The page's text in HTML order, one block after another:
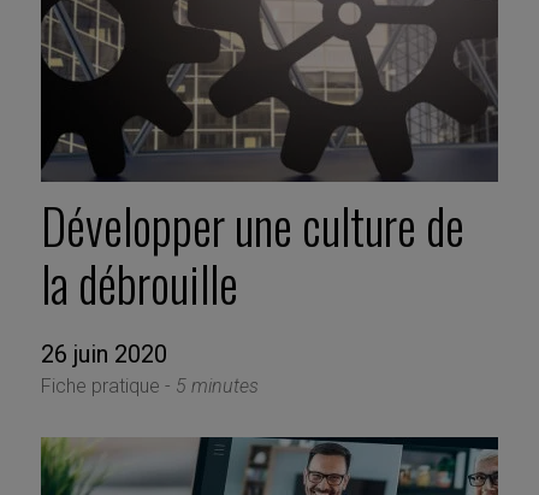
Développer une culture de
la débrouille
26 juin 2020
Fiche pratique - 5 minutes